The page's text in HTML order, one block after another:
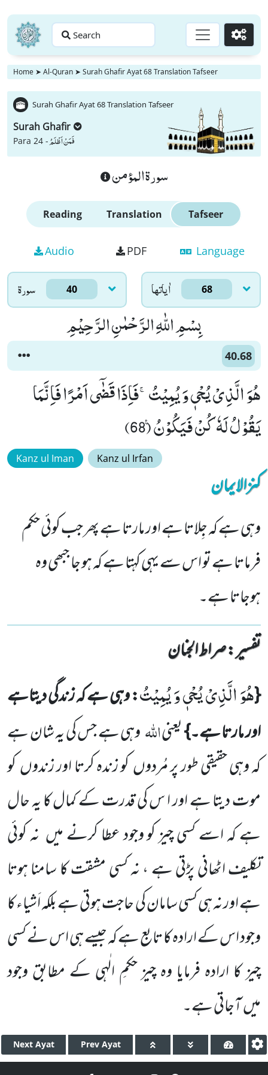
Search Go
Home ➤ Al-Quran ➤ Surah Ghafir Ayat 68 Translation Tafseer
Surah Ghafir Ayat 68 Translation Tafseer
Surah Ghafir
Para 24 -فَمَنْ اَظْلَمُ
سورة المؤمن
Reading Translation Tafseer
Audio PDF Language
سورۃ 40 اٰياتها 68
بِسْمِ اللّٰهِ الرَّحْمٰنِ الرَّحِیْمِ
40.68
هُوَ الَّذِیْ یُحْیٖ وَ یُمِیْتُۚ-فَاِذَا قَضٰۤى اَمْرًا فَاِنَّمَا
یَقُوْلُ لَهٗ كُنْ فَیَكُوْنُ۠ (68)
Kanz ul Iman Kanz ul Irfan
کنزالایمان
وہی ہے کہ جِلاتا ہے اور مارتا ہے پھر جب کوئی حکم
فرماتا ہے تو اس سے یہی کہتا ہے کہ ہو جا جبھی وہ
ہوجاتا ہے۔
تفسیر : ‎صراط الجنان
{هُوَ الَّذِیْ یُحْیٖ وَ یُمِیْتُ: وہی ہے کہ زندگی دیتاہے
اور مارتا ہے۔}یعنیاللہوہی ہے جس کی یہ شان ہے
کہ وہی حقیقی طور پر مُردوں کو زندہ کرتا اور زندوں کو
موت دیتا ہے اور ا س کی قدرت کے کمال کا یہ حال
ہے کہ اسے کسی چیز کو وجود عطا کرنے میں نہ کوئی
تکلیف اٹھانی پڑتی ہے ، نہ کسی مشقت کا سامنا ہوتا
ہے اور نہ ہی کسی سامان کی حاجت ہوتی ہے بلکہ اَشیاء کا
وجود اس کے ارادہ کا تابع ہے کہ جیسے ہی اس نے کسی
چیز کا ارادہ فرمایا وہ چیز حکمِ الٰہی کے مطابق وجود
میں آجاتی ہے۔
Next Ayat Prev Ayat